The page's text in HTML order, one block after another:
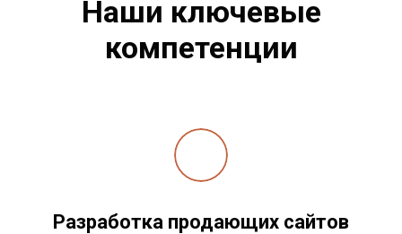
Наши ключевые
компетенции
Разработка продающих сайтов